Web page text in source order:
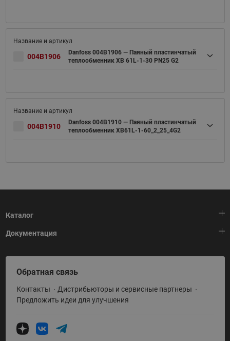
004B1906
Danfoss 004B1906 — Паяный пластинчатый
теплообменник XB 61L-1-30 PN25 G2
004B1910
Danfoss 004B1910 — Паяный пластинчатый
теплообменник XB61L-1-60_2_25_4G2
Каталог
Тепловая автоматика
Холодильная техника
Приводная техника
Промышленная автоматика
Теплообменное оборудование
Документация
HeatPlatform (Тепловая платформа)
Полезные программы и инструменты
Условия поставки
Обратная связь
Контакты
Дистрибьюторы и сервисные партнеры
Предложить идеи для улучшения